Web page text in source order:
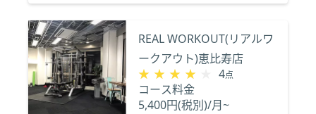
REAL WORKOUT(リアルワ
ークアウト)恵比寿店
★★★★★
★★★★★ 4点
コース料金
5,400円(税別)/月~